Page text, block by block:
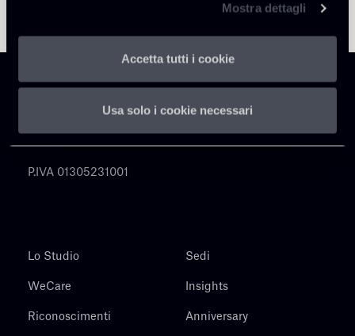
Mostra dettagli
Accetta tutti i cookie
Usa solo i cookie necessari
Chiomenti
P.IVA 01305231001
Lo Studio
WeCare
Riconoscimenti
Sedi
Insights
Anniversary